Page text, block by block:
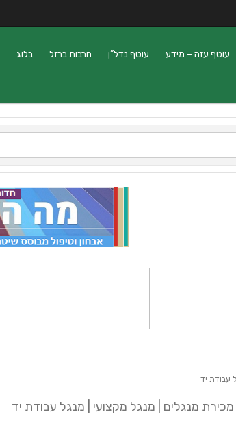
עוטף עזה – מידע עוטף נדל”ן חרבות ברזל בלוג
עבודת יד
מנגלים | מנגל מקצועי | מנגל עבודת יד